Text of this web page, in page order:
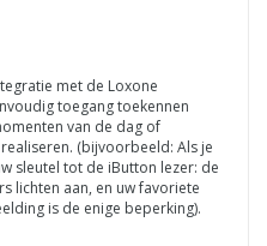
met de Loxone
toegang toekennen
van de dag of
(bijvoorbeeld: Als je
sleutel tot de iButton lezer: de
lichten aan, en uw favoriete
is de enige beperking).